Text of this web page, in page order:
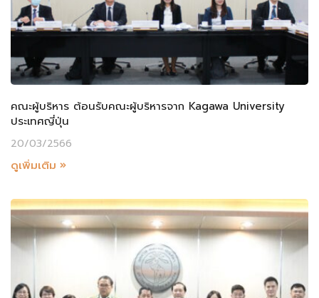
คณะผู้บริหาร ต้อนรับคณะผู้บริหารจาก Kagawa University
ประเทศญี่ปุ่น
20/03/2566
ดูเพิ่มเติม »